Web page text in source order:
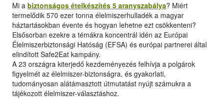
Mi a biztonságos ételkészítés 5 aranyszabálya? Miért
termelődik 570 ezer tonna élelmiszerhulladék a magyar
háztartásokban évente és hogyan lehetne ezt csökkenteni?
Elsősorban ezekre a témákra koncentrál idén az Európai
Élelmiszerbiztonsági Hatóság (EFSA) és európai partnerei által
elindított Safe2Eat kampány.
A 23 országra kiterjedő kezdeményezés felhívja a polgárok
figyelmét az élelmiszer-biztonságra, és gyakorlati,
tudományosan alátámasztott útmutatást nyújt számukra a
tájékozott élelmiszer-választáshoz.